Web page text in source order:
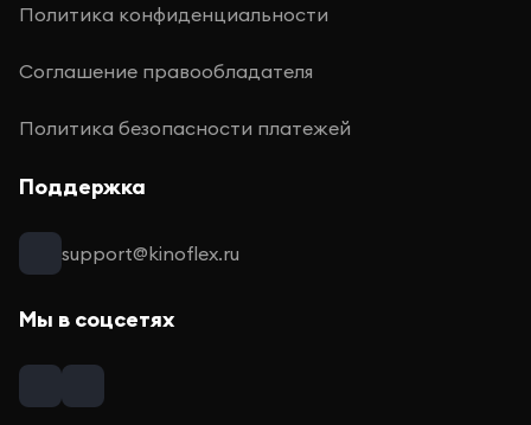
Политика конфиденциальности
Соглашение правообладателя
Политика безопасности платежей
Поддержка
support@kinoflex.ru
Мы в соцсетях